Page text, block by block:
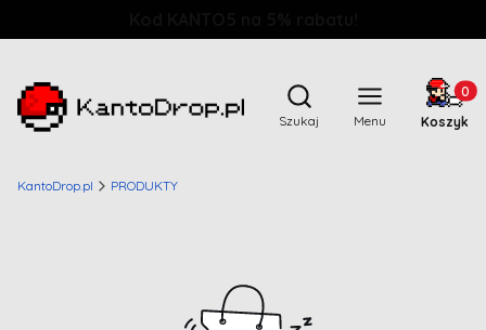
Otwórz wyszukiwarkę
Szukaj Menu Koszyk
KantoDrop.pl PRODUKTY